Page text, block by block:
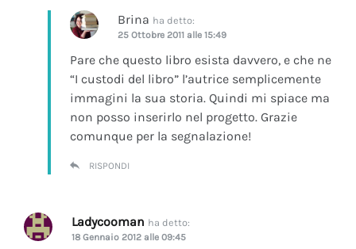
Brina ha detto:
25 Ottobre 2011 alle 15:49
Pare che questo libro esista davvero, e che ne
“I custodi del libro” l’autrice semplicemente
immagini la sua storia. Quindi mi spiace ma
non posso inserirlo nel progetto. Grazie
comunque per la segnalazione!
RISPONDI
Ladycooman ha detto:
18 Gennaio 2012 alle 09:45